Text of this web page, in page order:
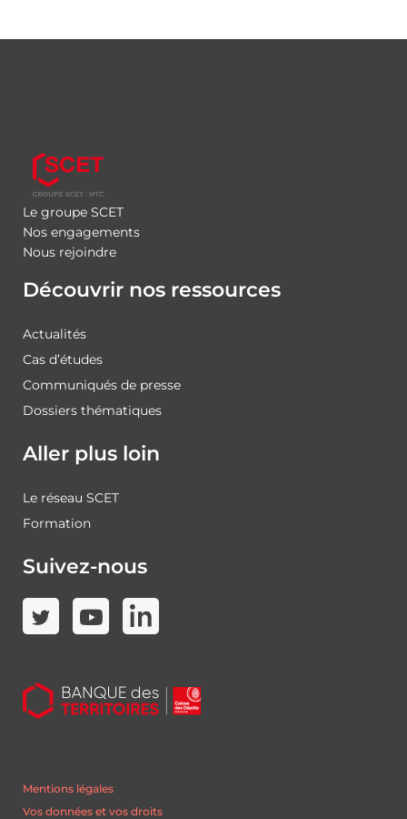
Le groupe SCET
Nos engagements
Nous rejoindre
Découvrir nos ressources
Actualités
Cas d’études
Communiqués de presse
Dossiers thématiques
Aller plus loin
Le réseau SCET
Formation
Suivez-nous
Mentions légales
Vos données et vos droits